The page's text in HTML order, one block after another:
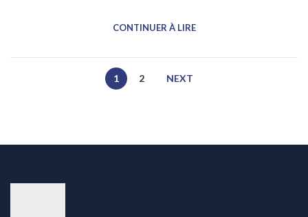
CONTINUER À LIRE
1 2 NEXT